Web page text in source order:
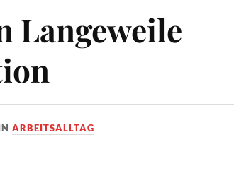
Langeweile
ARBEITSALLTAG